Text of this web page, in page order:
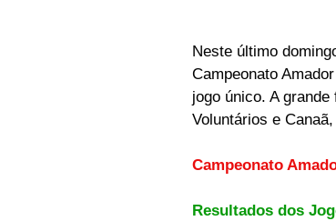
Neste último
Campeonato
jogo único. A
Voluntários e
Campeonato
Resultados dos